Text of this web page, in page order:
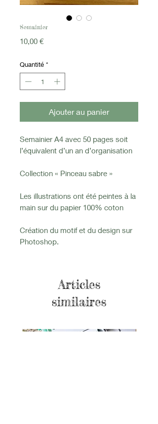
Semainier
10,00 €Prix
Quantité *
Ajouter au panier
Semainier A4 avec 50 pages soit
l’équivalent d’un an d’organisation
Collection « Pinceau sabre »
Les illustrations ont été peintes à la
main sur du papier 100% coton
Création du motif et du design sur
Photoshop.
Articles
similaires